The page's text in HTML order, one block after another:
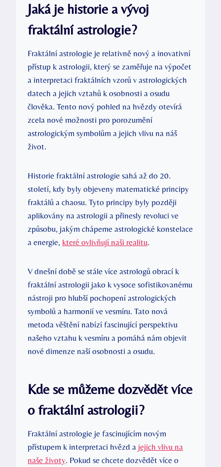
Jaká je historie a vývoj
fraktální astrologie?
Fraktální astrologie ​je relativně nový a inovativní
přístup k astrologii, který se zaměřuje na výpočet
a interpretaci fraktálních vzorů​ v astrologických
datech a jejich vztahů k osobnosti a osudu
člověka. Tento nový pohled na hvězdy ⁢otevírá
zcela nové možnosti pro porozumění
astrologickým symbolům a jejich vlivu na náš
život.
Historie fraktální astrologie sahá až do 20.
století, kdy byly objeveny matematické principy​
fraktálů a ‍chaosu. ⁣Tyto principy byly později
aplikovány na astrologii a přinesly revoluci ve
způsobu, jakým chápeme astrologické konstelace
a energie,​ které ovlivňují naši realitu.
V dnešní době se​ stále více astrologů obrací k
fraktální astrologii jako k vysoce sofistikovanému
nástroji pro hlubší pochopení astrologických
symbolů a harmonií ve vesmíru. Tato‍ nová
metoda věštění nabízí fascinující perspektivu
našeho vztahu k vesmíru a pomáhá nám objevit
nové dimenze naší ⁣osobnosti a osudu.
Kde se můžeme dozvědět více
o fraktální astrologii?
Fraktální astrologie je fascinujícím novým
přístupem k interpretaci hvězd a jejich vlivu na
naše životy. Pokud se chcete dozvědět více ​o